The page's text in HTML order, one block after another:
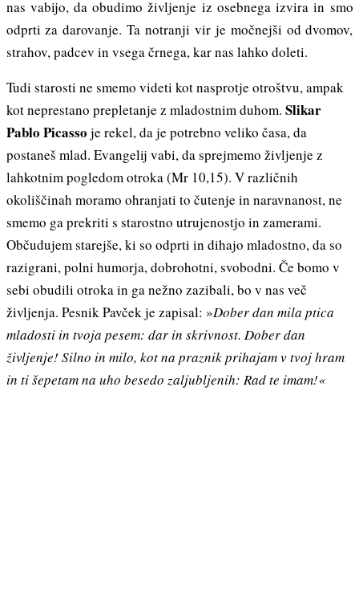
nas vabijo, da obudimo življenje iz osebnega izvira in smo
odprti za darovanje. Ta notranji vir je močnejši od dvomov,
strahov, padcev in vsega črnega, kar nas lahko doleti.
Tudi starosti ne smemo videti kot nasprotje otroštvu, ampak
kot neprestano prepletanje z mladostnim duhom. Slikar
Pablo Picasso je rekel, da je potrebno veliko časa, da
postaneš mlad. Evangelij vabi, da sprejmemo življenje z
lahkotnim pogledom otroka (Mr 10,15). V različnih
okoliščinah moramo ohranjati to čutenje in naravnanost, ne
smemo ga prekriti s starostno utrujenostjo in zamerami.
Občudujem starejše, ki so odprti in dihajo mladostno, da so
razigrani, polni humorja, dobrohotni, svobodni. Če bomo v
sebi obudili otroka in ga nežno zazibali, bo v nas več
življenja. Pesnik Pavček je zapisal: »Dober dan mila ptica
mladosti in tvoja pesem: dar in skrivnost. Dober dan
življenje! Silno in milo, kot na praznik prihajam v tvoj hram
in ti šepetam na uho besedo zaljubljenih: Rad te imam!«